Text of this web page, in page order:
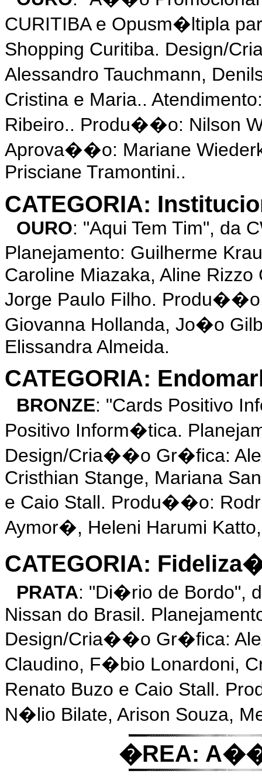
CURITIBA e Opusm�ltipla
Shopping Curitiba. Design/
Alessandro Tauchmann,
Cristina e Maria..
Ribeiro.. Produ��o: Nilson
Aprova��o: Mariane
Prisciane Tramontini..
CATEGORIA:
OURO: "Aqui Tem Tim", da
Planejamento: Guilherme
Caroline Miazaka, Aline
Jorge Paulo Filho.
Giovanna Hollanda, Jo�o
Elissandra Almeida.
CATEGORIA:
BRONZE: "Cards Positivo
Positivo Inform�tica.
Design/Cria��o Gr�fica:
Cristhian Stange, Mariana
e Caio Stall. Produ��o:
Aymor�, Heleni Harumi
CATEGORIA:
PRATA: "Di�rio de Bordo",
Nissan do Brasil.
Design/Cria��o Gr�fica:
Claudino, F�bio Lonardoni,
Renato Buzo e Caio Stall.
N�lio Bilate, Arison Souza,
�REA: